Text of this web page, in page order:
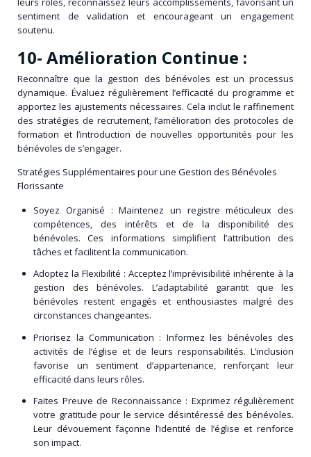
sentiment de validation et encourageant un engagement
soutenu.
10- Amélioration Continue :
Reconnaître que la gestion des bénévoles est un processus
dynamique. Évaluez régulièrement l’efficacité du programme et
apportez les ajustements nécessaires. Cela inclut le raffinement
des stratégies de recrutement, l’amélioration des protocoles de
formation et l’introduction de nouvelles opportunités pour les
bénévoles de s’engager.
Stratégies Supplémentaires pour une Gestion des Bénévoles
Florissante
Soyez Organisé : Maintenez un registre méticuleux des
compétences, des intérêts et de la disponibilité des
bénévoles. Ces informations simplifient l’attribution des
tâches et facilitent la communication.
Adoptez la Flexibilité : Acceptez l’imprévisibilité inhérente à la
gestion des bénévoles. L’adaptabilité garantit que les
bénévoles restent engagés et enthousiastes malgré des
circonstances changeantes.
Priorisez la Communication : Informez les bénévoles des
activités de l’église et de leurs responsabilités. L’inclusion
favorise un sentiment d’appartenance, renforçant leur
efficacité dans leurs rôles.
Faites Preuve de Reconnaissance : Exprimez régulièrement
votre gratitude pour le service désintéressé des bénévoles.
Leur dévouement façonne l’identité de l’église et renforce
son impact.